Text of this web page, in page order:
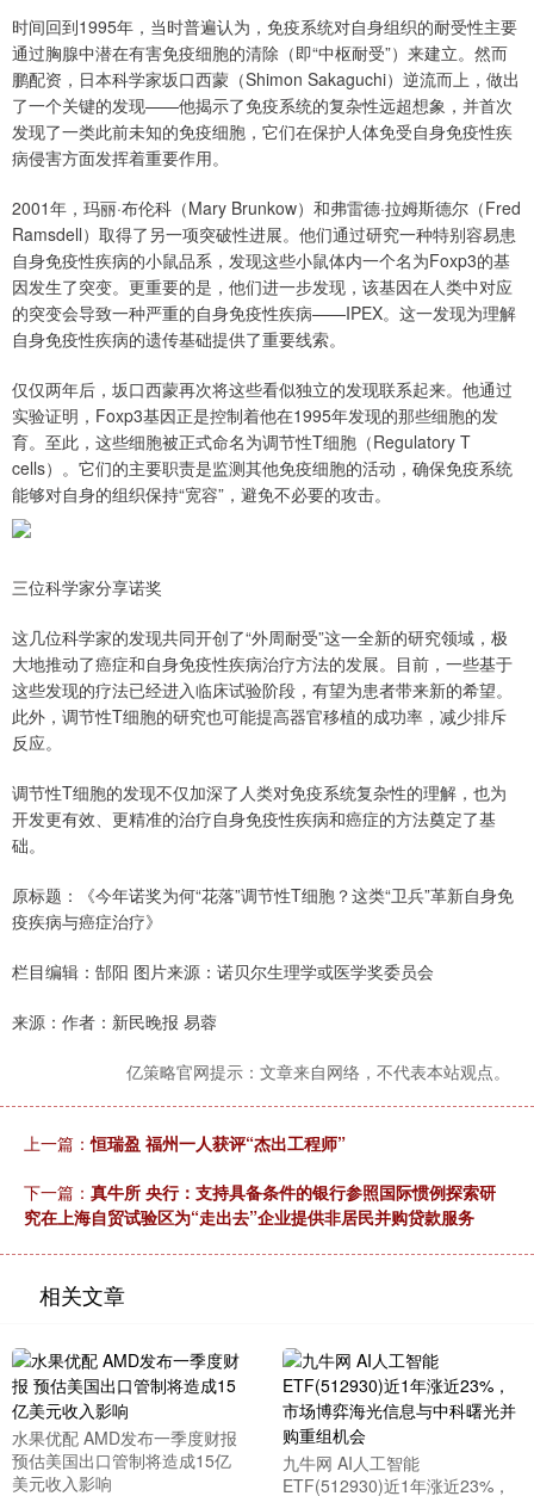
时间回到1995年，当时普遍认为，免疫系统对自身组织的耐受性主要
通过胸腺中潜在有害免疫细胞的清除（即“中枢耐受”）来建立。然而
鹏配资，日本科学家坂口西蒙（Shimon Sakaguchi）逆流而上，做出
了一个关键的发现——他揭示了免疫系统的复杂性远超想象，并首次
发现了一类此前未知的免疫细胞，它们在保护人体免受自身免疫性疾
病侵害方面发挥着重要作用。
2001年，玛丽·布伦科（Mary Brunkow）和弗雷德·拉姆斯德尔（Fred
Ramsdell）取得了另一项突破性进展。他们通过研究一种特别容易患
自身免疫性疾病的小鼠品系，发现这些小鼠体内一个名为Foxp3的基
因发生了突变。更重要的是，他们进一步发现，该基因在人类中对应
的突变会导致一种严重的自身免疫性疾病——IPEX。这一发现为理解
自身免疫性疾病的遗传基础提供了重要线索。
仅仅两年后，坂口西蒙再次将这些看似独立的发现联系起来。他通过
实验证明，Foxp3基因正是控制着他在1995年发现的那些细胞的发
育。至此，这些细胞被正式命名为调节性T细胞（Regulatory T
cells）。它们的主要职责是监测其他免疫细胞的活动，确保免疫系统
能够对自身的组织保持“宽容”，避免不必要的攻击。
三位科学家分享诺奖
这几位科学家的发现共同开创了“外周耐受”这一全新的研究领域，极
大地推动了癌症和自身免疫性疾病治疗方法的发展。目前，一些基于
这些发现的疗法已经进入临床试验阶段，有望为患者带来新的希望。
此外，调节性T细胞的研究也可能提高器官移植的成功率，减少排斥
反应。
调节性T细胞的发现不仅加深了人类对免疫系统复杂性的理解，也为
开发更有效、更精准的治疗自身免疫性疾病和癌症的方法奠定了基
础。
原标题：《今年诺奖为何“花落”调节性T细胞？这类“卫兵”革新自身免
疫疾病与癌症治疗》
栏目编辑：郜阳 图片来源：诺贝尔生理学或医学奖委员会
来源：作者：新民晚报 易蓉
亿策略官网提示：文章来自网络，不代表本站观点。
上一篇：恒瑞盈 福州一人获评“杰出工程师”
下一篇： 真牛所 央行：支持具备条件的银行参照国际惯例探索研
究在上海自贸试验区为“走出去”企业提供非居民并购贷款服务
相关文章
水果优配 AMD发布一季度财报
预估美国出口管制将造成15亿
美元收入影响
九牛网 AI人工智能
ETF(512930)近1年涨近23%，